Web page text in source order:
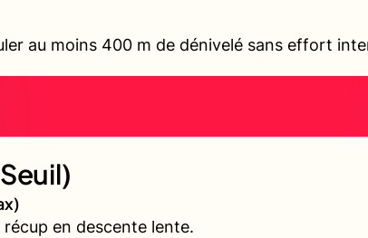
au moins 400 m de dénivelé sans effort
en descente lente.